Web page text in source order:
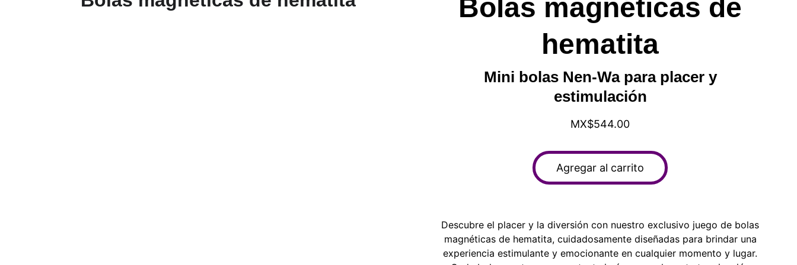
Bolas magnéticas de
hematita
Mini bolas Nen-Wa para placer y
estimulación
MX$544.00
Agregar al carrito
Descubre el placer y la diversión con nuestro exclusivo juego de bolas
magnéticas de hematita, cuidadosamente diseñadas para brindar una
experiencia estimulante y emocionante en cualquier momento y lugar.